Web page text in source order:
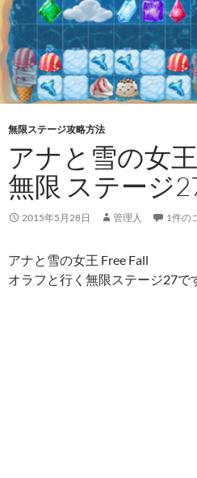
無限ステージ攻略方法
アナと雪の女王
無限 ステージ
2015年5月28日 管理人 1件の
アナと雪の女王 Free Fall
オラフと行く無限ステージ27で